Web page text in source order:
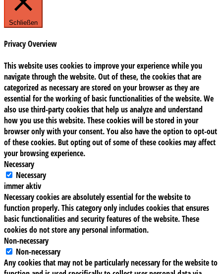
Schließen
Privacy Overview
This website uses cookies to improve your experience while you
navigate through the website. Out of these, the cookies that are
categorized as necessary are stored on your browser as they are
essential for the working of basic functionalities of the website. We
also use third-party cookies that help us analyze and understand
how you use this website. These cookies will be stored in your
browser only with your consent. You also have the option to opt-out
of these cookies. But opting out of some of these cookies may affect
your browsing experience.
Necessary
Necessary
immer aktiv
Necessary cookies are absolutely essential for the website to
function properly. This category only includes cookies that ensures
basic functionalities and security features of the website. These
cookies do not store any personal information.
Non-necessary
Non-necessary
Any cookies that may not be particularly necessary for the website to